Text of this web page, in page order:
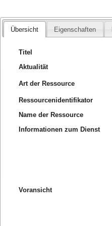
Übersicht Eigenschaften
Titel
Aktualität
Art der Ressource
Ressourcenidentifikator
Name der Ressource
Informationen zum Dienst
Voransicht